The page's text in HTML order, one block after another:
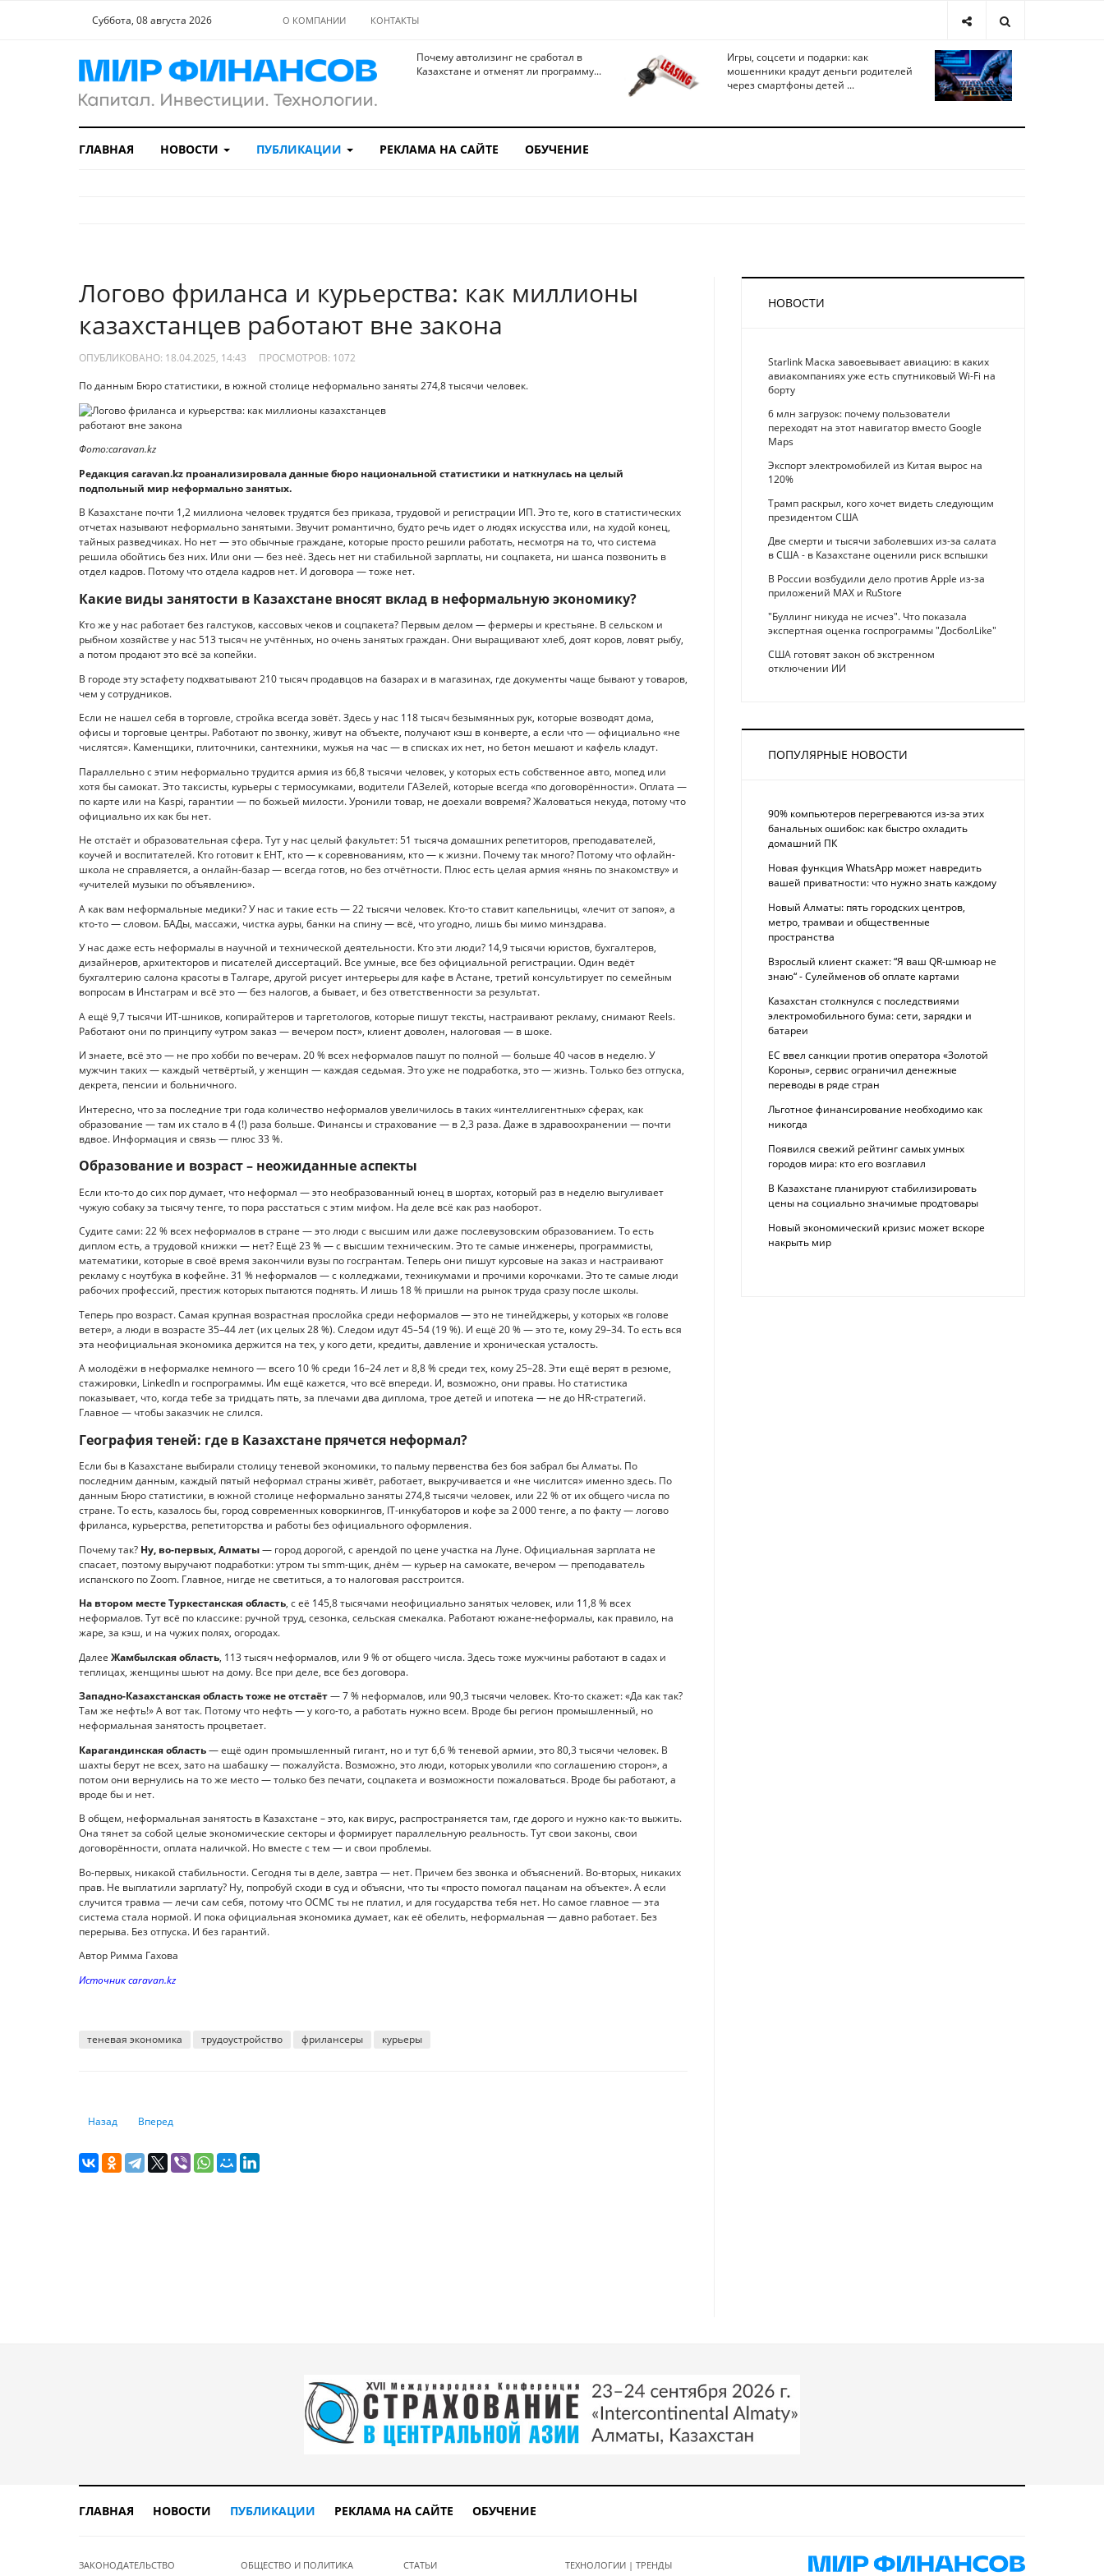
Суббота, 08 августа 2026 О КОМПАНИИ КОНТАКТЫ
Почему автолизинг не сработал в
Казахстане и отменят ли программу...
Игры, соцсети и подарки: как
мошенники крадут деньги родителей
через смартфоны детей ...
ГЛАВНАЯ НОВОСТИ ПУБЛИКАЦИИ РЕКЛАМА НА САЙТЕ ОБУЧЕНИЕ
Логово фриланса и курьерства: как миллионы
казахстанцев работают вне закона
ОПУБЛИКОВАНО: 18.04.2025, 14:43 ПРОСМОТРОВ: 1072
По данным Бюро статистики, в южной столице неформально заняты 274,8 тысячи человек.
Фото:сaravan.kz
Редакция сaravan.kz проанализировала данные бюро национальной статистики и наткнулась на целый
подпольный мир неформально занятых.
В Казахстане почти 1,2 миллиона человек трудятся без приказа, трудовой и регистрации ИП. Это те, кого в статистических
отчетах называют неформально занятыми. Звучит романтично, будто речь идет о людях искусства или, на худой конец,
тайных разведчиках. Но нет — это обычные граждане, которые просто решили работать, несмотря на то, что система
решила обойтись без них. Или они — без неё. Здесь нет ни стабильной зарплаты, ни соцпакета, ни шанса позвонить в
отдел кадров. Потому что отдела кадров нет. И договора — тоже нет.
Какие виды занятости в Казахстане вносят вклад в неформальную экономику?
Кто же у нас работает без галстуков, кассовых чеков и соцпакета? Первым делом — фермеры и крестьяне. В сельском и
рыбном хозяйстве у нас 513 тысяч не учтённых, но очень занятых граждан. Они выращивают хлеб, доят коров, ловят рыбу,
а потом продают это всё за копейки.
В городе эту эстафету подхватывают 210 тысяч продавцов на базарах и в магазинах, где документы чаще бывают у товаров,
чем у сотрудников.
Если не нашел себя в торговле, стройка всегда зовёт. Здесь у нас 118 тысяч безымянных рук, которые возводят дома,
офисы и торговые центры. Работают по звонку, живут на объекте, получают кэш в конверте, а если что — официально «не
числятся». Каменщики, плиточники, сантехники, мужья на час — в списках их нет, но бетон мешают и кафель кладут.
Параллельно с этим неформально трудится армия из 66,8 тысячи человек, у которых есть собственное авто, мопед или
хотя бы самокат. Это таксисты, курьеры с термосумками, водители ГАЗелей, которые всегда «по договорённости». Оплата —
по карте или на Kaspi, гарантии — по божьей милости. Уронили товар, не доехали вовремя? Жаловаться некуда, потому что
официально их как бы нет.
Не отстаёт и образовательная сфера. Тут у нас целый факультет: 51 тысяча домашних репетиторов, преподавателей,
коучей и воспитателей. Кто готовит к ЕНТ, кто — к соревнованиям, кто — к жизни. Почему так много? Потому что офлайн-
школа не справляется, а онлайн-базар — всегда готов, но без отчётности. Плюс есть целая армия «нянь по знакомству» и
«учителей музыки по объявлению».
А как вам неформальные медики? У нас и такие есть — 22 тысячи человек. Кто-то ставит капельницы, «лечит от запоя», а
кто-то — словом. БАДы, массажи, чистка ауры, банки на спину — всё, что угодно, лишь бы мимо минздрава.
У нас даже есть неформалы в научной и технической деятельности. Кто эти люди? 14,9 тысячи юристов, бухгалтеров,
дизайнеров, архитекторов и писателей диссертаций. Все умные, все без официальной регистрации. Один ведёт
бухгалтерию салона красоты в Талгаре, другой рисует интерьеры для кафе в Астане, третий консультирует по семейным
вопросам в Инстаграм и всё это — без налогов, а бывает, и без ответственности за результат.
А ещё 9,7 тысячи ИТ-шников, копирайтеров и таргетологов, которые пишут тексты, настраивают рекламу, снимают Reels.
Работают они по принципу «утром заказ — вечером пост», клиент доволен, налоговая — в шоке.
И знаете, всё это — не про хобби по вечерам. 20 % всех неформалов пашут по полной — больше 40 часов в неделю. У
мужчин таких — каждый четвёртый, у женщин — каждая седьмая. Это уже не подработка, это — жизнь. Только без отпуска,
декрета, пенсии и больничного.
Интересно, что за последние три года количество неформалов увеличилось в таких «интеллигентных» сферах, как
образование — там их стало в 4 (!) раза больше. Финансы и страхование — в 2,3 раза. Даже в здравоохранении — почти
вдвое. Информация и связь — плюс 33 %.
Образование и возраст – неожиданные аспекты
Если кто-то до сих пор думает, что неформал — это необразованный юнец в шортах, который раз в неделю выгуливает
чужую собаку за тысячу тенге, то пора расстаться с этим мифом. На деле всё как раз наоборот.
Судите сами: 22 % всех неформалов в стране — это люди с высшим или даже послевузовским образованием. То есть
диплом есть, а трудовой книжки — нет? Ещё 23 % — с высшим техническим. Это те самые инженеры, программисты,
математики, которые в своё время закончили вузы по госгрантам. Теперь они пишут курсовые на заказ и настраивают
рекламу с ноутбука в кофейне. 31 % неформалов — с колледжами, техникумами и прочими корочками. Это те самые люди
рабочих профессий, престиж которых пытаются поднять. И лишь 18 % пришли на рынок труда сразу после школы.
Теперь про возраст. Самая крупная возрастная прослойка среди неформалов — это не тинейджеры, у которых «в голове
ветер», а люди в возрасте 35–44 лет (их целых 28 %). Следом идут 45–54 (19 %). И ещё 20 % — это те, кому 29–34. То есть вся
эта неофициальная экономика держится на тех, у кого дети, кредиты, давление и хроническая усталость.
А молодёжи в неформалке немного — всего 10 % среди 16–24 лет и 8,8 % среди тех, кому 25–28. Эти ещё верят в резюме,
стажировки, LinkedIn и госпрограммы. Им ещё кажется, что всё впереди. И, возможно, они правы. Но статистика
показывает, что, когда тебе за тридцать пять, за плечами два диплома, трое детей и ипотека — не до HR-стратегий.
Главное — чтобы заказчик не слился.
География теней: где в Казахстане прячется неформал?
Если бы в Казахстане выбирали столицу теневой экономики, то пальму первенства без боя забрал бы Алматы. По
последним данным, каждый пятый неформал страны живёт, работает, выкручивается и «не числится» именно здесь. По
данным Бюро статистики, в южной столице неформально заняты 274,8 тысячи человек, или 22 % от их общего числа по
стране. То есть, казалось бы, город современных коворкингов, IT-инкубаторов и кофе за 2 000 тенге, а по факту — логово
фриланса, курьерства, репетиторства и работы без официального оформления.
Почему так? Ну, во-первых, Алматы— город дорогой, с арендой по цене участка на Луне. Официальная зарплата не
спасает, поэтому выручают подработки: утром ты smm-щик, днём — курьер на самокате, вечером — преподаватель
испанского по Zoom. Главное, нигде не светиться, а то налоговая расстроится.
На втором месте Туркестанская область, с её 145,8 тысячами неофициально занятых человек, или 11,8 % всех
неформалов. Тут всё по классике: ручной труд, сезонка, сельская смекалка. Работают южане-неформалы, как правило, на
жаре, за кэш, и на чужих полях, огородах.
Далее Жамбылская область, 113 тысяч неформалов, или 9 % от общего числа. Здесь тоже мужчины работают в садах и
теплицах, женщины шьют на дому. Все при деле, все без договора.
Западно-Казахстанская область тоже не отстаёт— 7 % неформалов, или 90,3 тысячи человек. Кто-то скажет: «Да как так?
Там же нефть!» А вот так. Потому что нефть — у кого-то, а работать нужно всем. Вроде бы регион промышленный, но
неформальная занятость процветает.
Карагандинская область— ещё один промышленный гигант, но и тут 6,6 % теневой армии, это 80,3 тысячи человек. В
шахты берут не всех, зато на шабашку — пожалуйста. Возможно, это люди, которых уволили «по соглашению сторон», а
потом они вернулись на то же место — только без печати, соцпакета и возможности пожаловаться. Вроде бы работают, а
вроде бы и нет.
В общем, неформальная занятость в Казахстане – это, как вирус, распространяется там, где дорого и нужно как-то выжить.
Она тянет за собой целые экономические секторы и формирует параллельную реальность. Тут свои законы, свои
договорённости, оплата наличкой. Но вместе с тем — и свои проблемы.
Во-первых, никакой стабильности. Сегодня ты в деле, завтра — нет. Причем без звонка и объяснений. Во-вторых, никаких
прав. Не выплатили зарплату? Ну, попробуй сходи в суд и объясни, что ты «просто помогал пацанам на объекте». А если
случится травма — лечи сам себя, потому что ОСМС ты не платил, и для государства тебя нет. Но самое главное — эта
система стала нормой. И пока официальная экономика думает, как её обелить, неформальная — давно работает. Без
перерыва. Без отпуска. И без гарантий.
Автор Римма Гахова
Источник caravan.kz
теневая экономика трудоустройство фрилансеры курьеры
Предыдущий: Болезнь и финансовый крах, авария и потеря работы. Когда выгодно страховать свою жизнь
Назад Следующий: Казахстанцам пообещали пенсию в 350 тысяч тенге, но есть нюанс
Вперед
НОВОСТИ
Starlink Маска завоевывает авиацию: в каких
авиакомпаниях уже есть спутниковый Wi-Fi на
борту
6 млн загрузок: почему пользователи
переходят на этот навигатор вместо Google
Maps
Экспорт электромобилей из Китая вырос на
120%
Трамп раскрыл, кого хочет видеть следующим
президентом США
Две смерти и тысячи заболевших из-за салата
в США - в Казахстане оценили риск вспышки
В России возбудили дело против Apple из-за
приложений MAX и RuStore
"Буллинг никуда не исчез". Что показала
экспертная оценка госпрограммы "ДосболLike"
США готовят закон об экстренном
отключении ИИ
ПОПУЛЯРНЫЕ НОВОСТИ
90% компьютеров перегреваются из-за этих
банальных ошибок: как быстро охладить
домашний ПК
Новая функция WhatsApp может навредить
вашей приватности: что нужно знать каждому
Новый Алматы: пять городских центров,
метро, трамваи и общественные
пространства
Взрослый клиент скажет: “Я ваш QR-шмюар не
знаю“ - Сулейменов об оплате картами
Казахстан столкнулся с последствиями
электромобильного бума: сети, зарядки и
батареи
ЕС ввел санкции против оператора «Золотой
Короны», сервис ограничил денежные
переводы в ряде стран
Льготное финансирование необходимо как
никогда
Появился свежий рейтинг самых умных
городов мира: кто его возглавил
В Казахстане планируют стабилизировать
цены на социально значимые продтовары
Новый экономический кризис может вскоре
накрыть мир
ГЛАВНАЯ НОВОСТИ ПУБЛИКАЦИИ РЕКЛАМА НА САЙТЕ ОБУЧЕНИЕ
ЗАКОНОДАТЕЛЬСТВО ОБЩЕСТВО И ПОЛИТИКА СТАТЬИ ТЕХНОЛОГИИ | ТРЕНДЫ